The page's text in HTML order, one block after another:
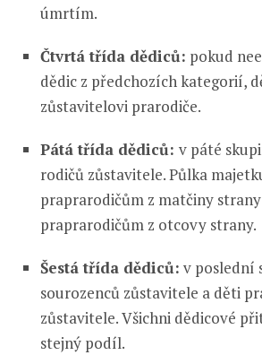
úmrtím.
Čtvrtá třída dědiců: pokud
dědic z předchozích kategorií,
zůstavitelovi prarodiče.
Pátá třída dědiců: v páté
rodičů zůstavitele. Půlka
praprarodičům z matčiny
praprarodičům z otcovy strany.
Šestá třída dědiců: v poslední
sourozenců zůstavitele a děti
zůstavitele. Všichni dědicové
stejný podíl.